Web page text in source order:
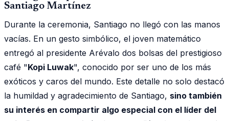
Santiago Martínez
Durante la ceremonia, Santiago no llegó con las manos
vacías. En un gesto simbólico, el joven matemático
entregó al presidente Arévalo dos bolsas del prestigioso
café "Kopi Luwak", conocido por ser uno de los más
exóticos y caros del mundo. Este detalle no solo destacó
la humildad y agradecimiento de Santiago, sino también
su interés en compartir algo especial con el líder del